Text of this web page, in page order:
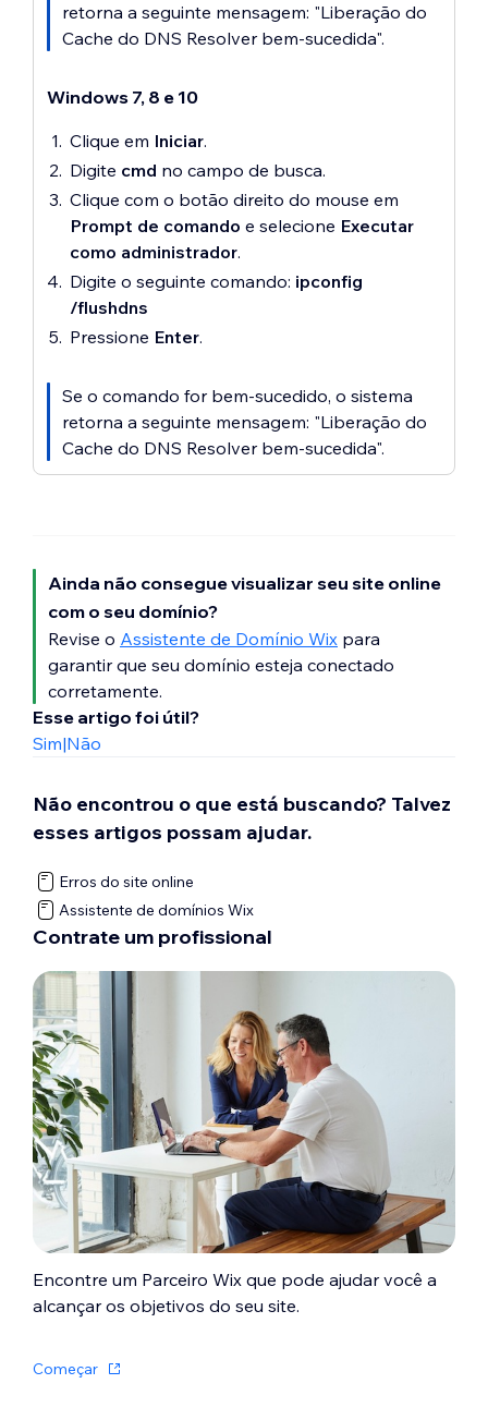
retorna a seguinte mensagem: "Liberação do
Cache do DNS Resolver bem-sucedida".
Windows 7, 8 e 10
Clique em Iniciar.
Digite cmd no campo de busca.
Clique com o botão direito do mouse em
Prompt de comando e selecione Executar
como administrador.
Digite o seguinte comando: ipconfig
/flushdns
Pressione Enter.
Se o comando for bem-sucedido, o sistema
retorna a seguinte mensagem: "Liberação do
Cache do DNS Resolver bem-sucedida".
Ainda não consegue visualizar seu site online
com o seu domínio?
Revise o Assistente de Domínio Wix para
garantir que seu domínio esteja conectado
corretamente.
Esse artigo foi útil?
Sim|Não
Não encontrou o que está buscando? Talvez
esses artigos possam ajudar.
Erros do site online
Assistente de domínios Wix
Contrate um profissional
Encontre um Parceiro Wix que pode ajudar você a
alcançar os objetivos do seu site.
Começar